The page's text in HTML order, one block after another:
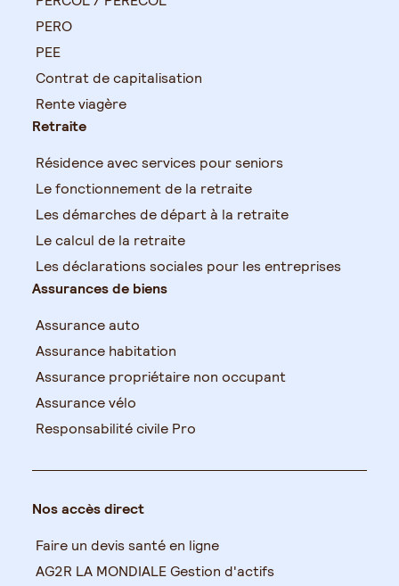
PERO
PEE
Contrat de capitalisation
Rente viagère
Retraite
Résidence avec services pour seniors
Le fonctionnement de la retraite
Les démarches de départ à la retraite
Le calcul de la retraite
Les déclarations sociales pour les entreprises
Assurances de biens
Assurance auto
Assurance habitation
Assurance propriétaire non occupant
Assurance vélo
Responsabilité civile Pro
Nos accès direct
Faire un devis santé en ligne
AG2R LA MONDIALE Gestion d'actifs